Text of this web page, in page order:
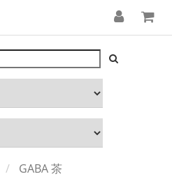
GABA 茶